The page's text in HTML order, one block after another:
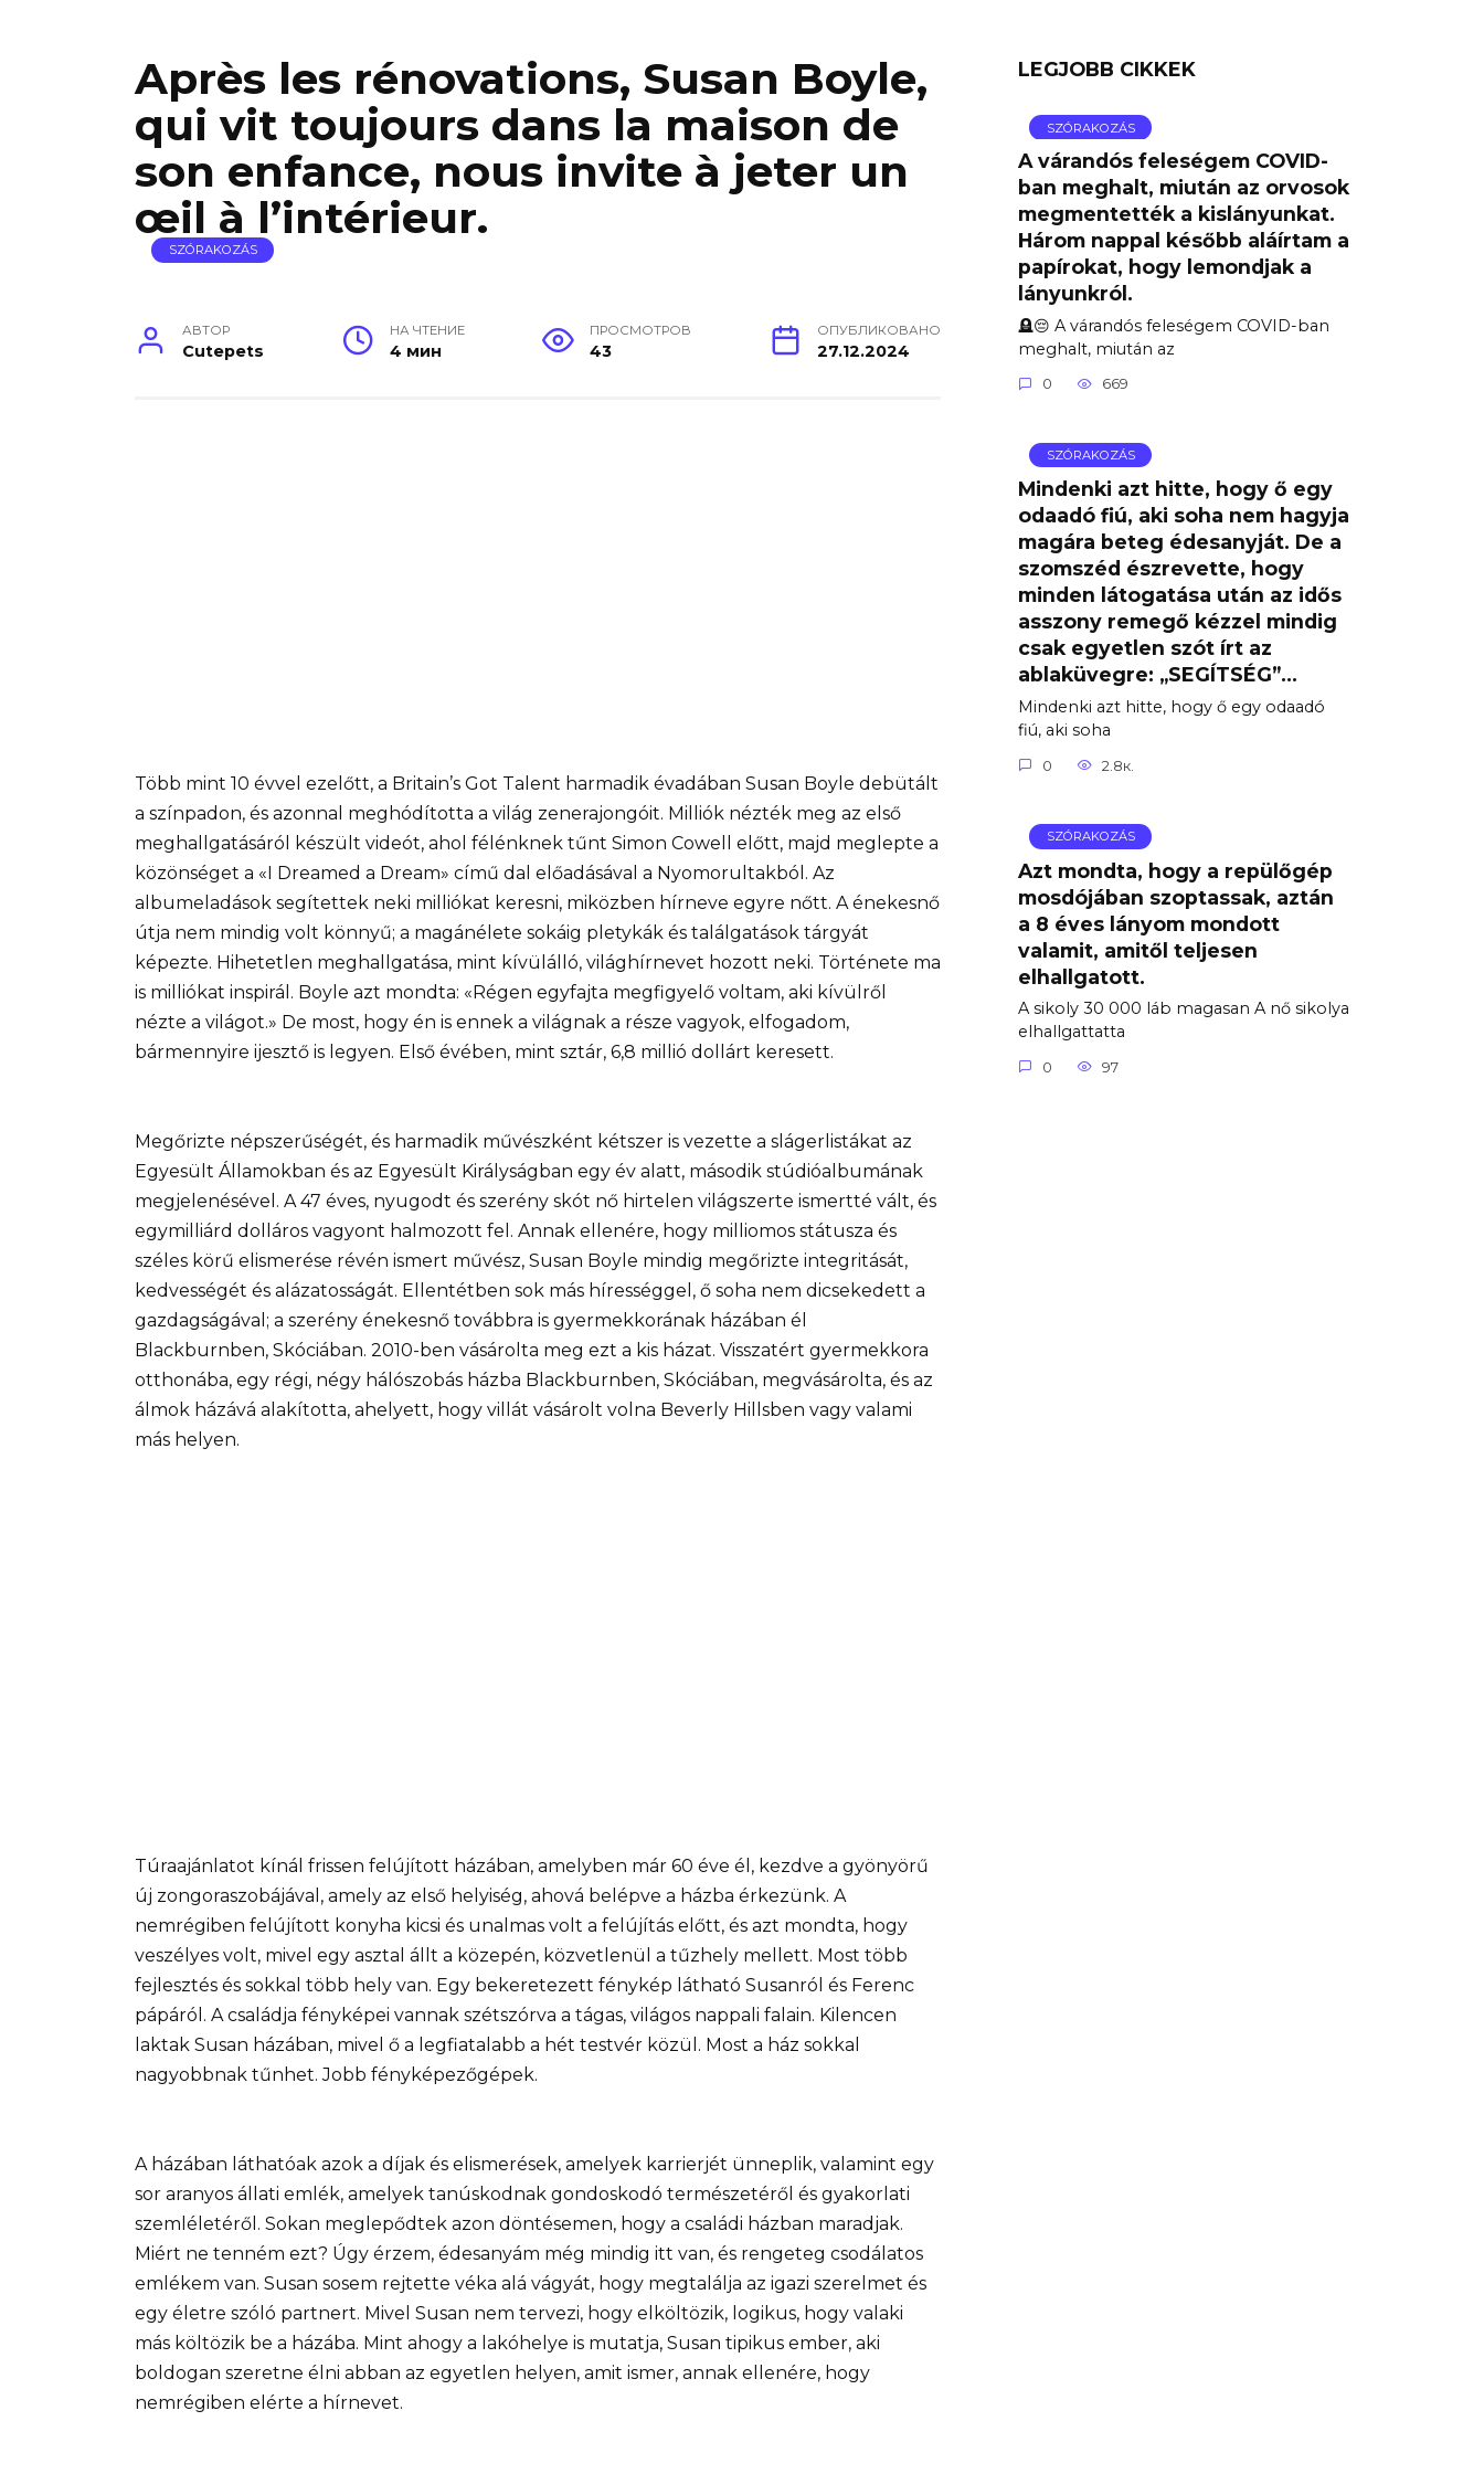
Après les rénovations, Susan Boyle,
qui vit toujours dans la maison de
son enfance, nous invite à jeter un
œil à l’intérieur.
SZÓRAKOZÁS
АВТОР
Cutepets
НА ЧТЕНИЕ
4 мин
ПРОСМОТРОВ
43
ОПУБЛИКОВАНО
27.12.2024
Több mint 10 évvel ezelőtt, a Britain’s Got Talent harmadik évadában Susan Boyle debütált
a színpadon, és azonnal meghódította a világ zenerajongóit. Milliók nézték meg az első
meghallgatásáról készült videót, ahol félénknek tűnt Simon Cowell előtt, majd meglepte a
közönséget a «I Dreamed a Dream» című dal előadásával a Nyomorultakból. Az
albumeladások segítettek neki milliókat keresni, miközben hírneve egyre nőtt. A énekesnő
útja nem mindig volt könnyű; a magánélete sokáig pletykák és találgatások tárgyát
képezte. Hihetetlen meghallgatása, mint kívülálló, világhírnevet hozott neki. Története ma
is milliókat inspirál. Boyle azt mondta: «Régen egyfajta megfigyelő voltam, aki kívülről
nézte a világot.» De most, hogy én is ennek a világnak a része vagyok, elfogadom,
bármennyire ijesztő is legyen. Első évében, mint sztár, 6,8 millió dollárt keresett.
Megőrizte népszerűségét, és harmadik művészként kétszer is vezette a slágerlistákat az
Egyesült Államokban és az Egyesült Királyságban egy év alatt, második stúdióalbumának
megjelenésével. A 47 éves, nyugodt és szerény skót nő hirtelen világszerte ismertté vált, és
egymilliárd dolláros vagyont halmozott fel. Annak ellenére, hogy milliomos státusza és
széles körű elismerése révén ismert művész, Susan Boyle mindig megőrizte integritását,
kedvességét és alázatosságát. Ellentétben sok más hírességgel, ő soha nem dicsekedett a
gazdagságával; a szerény énekesnő továbbra is gyermekkorának házában él
Blackburnben, Skóciában. 2010-ben vásárolta meg ezt a kis házat. Visszatért gyermekkora
otthonába, egy régi, négy hálószobás házba Blackburnben, Skóciában, megvásárolta, és az
álmok házává alakította, ahelyett, hogy villát vásárolt volna Beverly Hillsben vagy valami
más helyen.
Túraajánlatot kínál frissen felújított házában, amelyben már 60 éve él, kezdve a gyönyörű
új zongoraszobájával, amely az első helyiség, ahová belépve a házba érkezünk. A
nemrégiben felújított konyha kicsi és unalmas volt a felújítás előtt, és azt mondta, hogy
veszélyes volt, mivel egy asztal állt a közepén, közvetlenül a tűzhely mellett. Most több
fejlesztés és sokkal több hely van. Egy bekeretezett fénykép látható Susanról és Ferenc
pápáról. A családja fényképei vannak szétszórva a tágas, világos nappali falain. Kilencen
laktak Susan házában, mivel ő a legfiatalabb a hét testvér közül. Most a ház sokkal
nagyobbnak tűnhet. Jobb fényképezőgépek.
A házában láthatóak azok a díjak és elismerések, amelyek karrierjét ünneplik, valamint egy
sor aranyos állati emlék, amelyek tanúskodnak gondoskodó természetéről és gyakorlati
szemléletéről. Sokan meglepődtek azon döntésemen, hogy a családi házban maradjak.
Miért ne tenném ezt? Úgy érzem, édesanyám még mindig itt van, és rengeteg csodálatos
emlékem van. Susan sosem rejtette véka alá vágyát, hogy megtalálja az igazi szerelmet és
egy életre szóló partnert. Mivel Susan nem tervezi, hogy elköltözik, logikus, hogy valaki
más költözik be a házába. Mint ahogy a lakóhelye is mutatja, Susan tipikus ember, aki
boldogan szeretne élni abban az egyetlen helyen, amit ismer, annak ellenére, hogy
nemrégiben elérte a hírnevet.
LEGJOBB CIKKEK
SZÓRAKOZÁS
A várandós feleségem COVID-
ban meghalt, miután az orvosok
megmentették a kislányunkat.
Három nappal később aláírtam a
papírokat, hogy lemondjak a
lányunkról.
🪦😔 A várandós feleségem COVID-ban
meghalt, miután az
0 669
SZÓRAKOZÁS
Mindenki azt hitte, hogy ő egy
odaadó fiú, aki soha nem hagyja
magára beteg édesanyját. De a
szomszéd észrevette, hogy
minden látogatása után az idős
asszony remegő kézzel mindig
csak egyetlen szót írt az
ablaküvegre: „SEGÍTSÉG”…
Mindenki azt hitte, hogy ő egy odaadó
fiú, aki soha
0 2.8к.
SZÓRAKOZÁS
Azt mondta, hogy a repülőgép
mosdójában szoptassak, aztán
a 8 éves lányom mondott
valamit, amitől teljesen
elhallgatott.
A sikoly 30 000 láb magasan A nő sikolya
elhallgattatta
0 97